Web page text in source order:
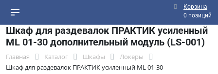
Корзина
0 позиций
Шкаф для раздевалок ПРАКТИК усиленный
ML 01-30 дополнительный модуль (LS-001)
Главная Каталог Шкафы
Локеры
Шкаф для раздевалок ПРАКТИК усиленный ML 01-30